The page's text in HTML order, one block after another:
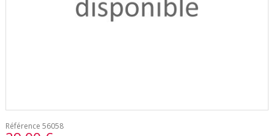
Référence 56058